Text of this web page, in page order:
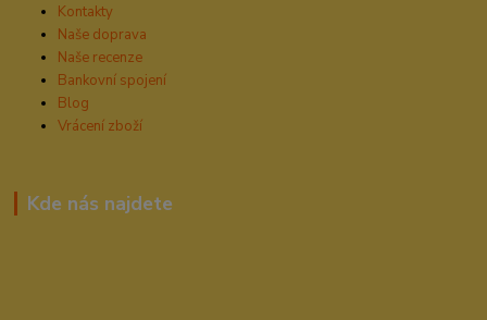
Kontakty
Naše doprava
Naše recenze
Bankovní spojení
Blog
Vrácení zboží
Kde nás najdete